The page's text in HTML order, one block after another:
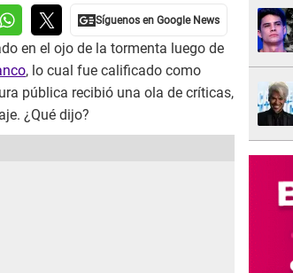
en el ojo de la tormenta luego de
, lo cual fue calificado como
pública recibió una ola de críticas,
¿Qué dijo?